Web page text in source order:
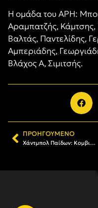
Η ομάδα του ΑΡΗ:
Αραμπατζής,
Βαλτάς, Παντελίδης,
Αμπεριάδης,
Βλάχος Α, Σιμιτσής.
ΠΡΟΗΓΟΎΜΕΝΟ
Χάντμπολ Παίδων: Κομβική νίκη για τον ΑΡΗ 33-27 τη ΧΑΝΘ